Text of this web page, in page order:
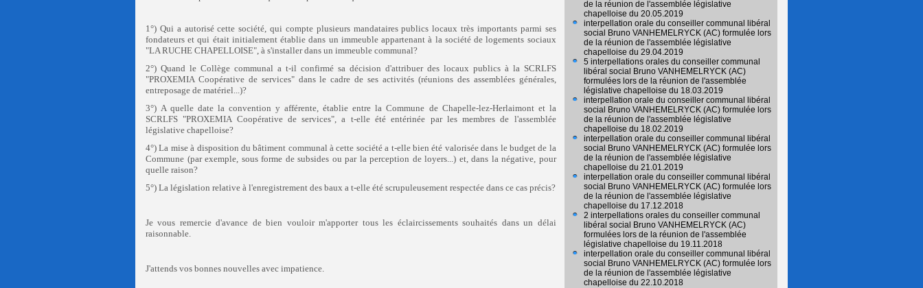
1°) Qui a autorisé cette société, qui compte plusieurs mandataires publics locaux très importants parmi ses
fondateurs et qui était initialement établie dans un immeuble appartenant à la société de logements sociaux
"LA RUCHE CHAPELLOISE", à s'installer dans un immeuble communal?
2°) Quand le Collège communal a t-il confirmé sa décision d'attribuer des locaux publics à la SCRLFS
"PROXEMIA Coopérative de services" dans le cadre de ses activités (réunions des assemblées générales,
entreposage de matériel...)?
3°) A quelle date la convention y afférente, établie entre la Commune de Chapelle-lez-Herlaimont et la
SCRLFS "PROXEMIA Coopérative de services", a t-elle été entérinée par les membres de l'assemblée
législative chapelloise?
4°) La mise à disposition du bâtiment communal à cette société a t-elle bien été valorisée dans le budget de la
Commune (par exemple, sous forme de subsides ou par la perception de loyers...) et, dans la négative, pour
quelle raison?
5°) La législation relative à l'enregistrement des baux a t-elle été scrupuleusement respectée dans ce cas précis?
Je vous remercie d'avance de bien vouloir m'apporter tous les éclaircissements souhaités dans un délai
raisonnable.
J'attends vos bonnes nouvelles avec impatience.
de la réunion de l'assemblée législative
chapelloise du 20.05.2019
interpellation orale du conseiller communal libéral
social Bruno VANHEMELRYCK (AC) formulée lors
de la réunion de l'assemblée législative
chapelloise du 29.04.2019
5 interpellations orales du conseiller communal
libéral social Bruno VANHEMELRYCK (AC)
formulées lors de la réunion de l'assemblée
législative chapelloise du 18.03.2019
interpellation orale du conseiller communal libéral
social Bruno VANHEMELRYCK (AC) formulée lors
de la réunion de l'assemblée législative
chapelloise du 18.02.2019
interpellation orale du conseiller communal libéral
social Bruno VANHEMELRYCK (AC) formulée lors
de la réunion de l'assemblée législative
chapelloise du 21.01.2019
interpellation orale du conseiller communal libéral
social Bruno VANHEMELRYCK (AC) formulée lors
de la réunion de l'assemblée législative
chapelloise du 17.12.2018
2 interpellations orales du conseiller communal
libéral social Bruno VANHEMELRYCK (AC)
formulées lors de la réunion de l'assemblée
législative chapelloise du 19.11.2018
interpellation orale du conseiller communal libéral
social Bruno VANHEMELRYCK (AC) formulée lors
de la réunion de l'assemblée législative
chapelloise du 22.10.2018